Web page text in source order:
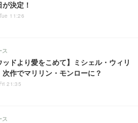
決定！
11:26
ッドより愛をこめて】ミシェル・ウィリ
次作でマリリン・モンローに？
ス
21:35
ス